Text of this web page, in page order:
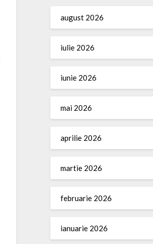
august 2026
iulie 2026
iunie 2026
mai 2026
aprilie 2026
martie 2026
februarie 2026
ianuarie 2026